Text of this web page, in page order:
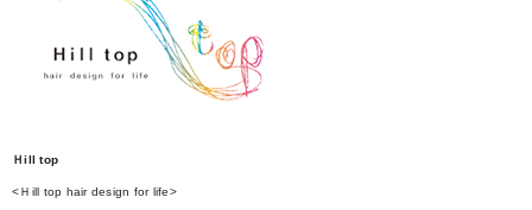
Ｈill top
<Ｈill top hair design for life>